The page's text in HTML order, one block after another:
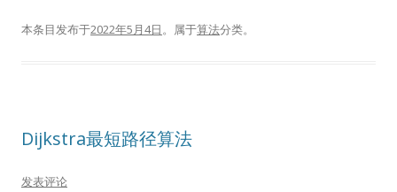
本条目发布于2022年5月4日。属于算法分类。
Dijkstra最短路径算法
发表评论